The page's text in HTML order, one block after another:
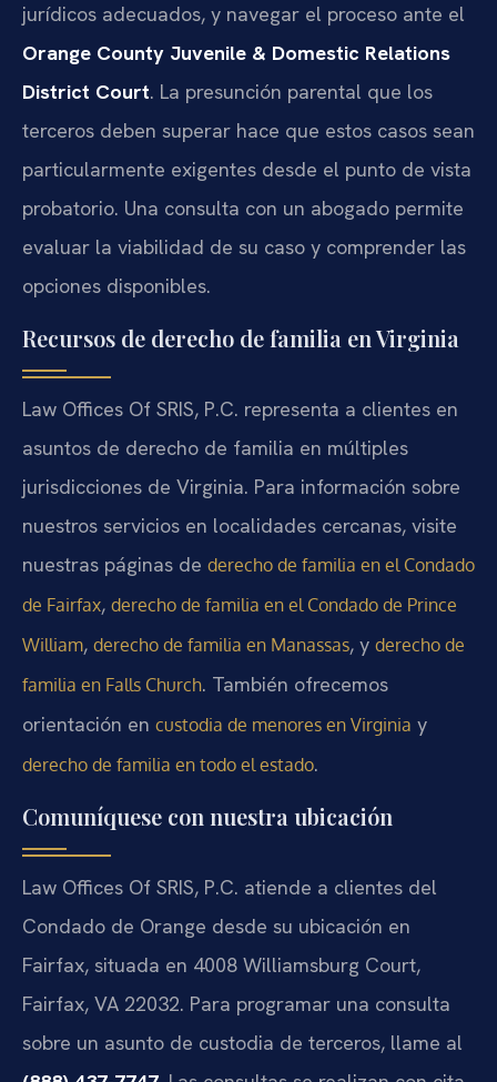
jurídicos adecuados, y navegar el proceso ante el
Orange County Juvenile & Domestic Relations
District Court. La presunción parental que los
terceros deben superar hace que estos casos sean
particularmente exigentes desde el punto de vista
probatorio. Una consulta con un abogado permite
evaluar la viabilidad de su caso y comprender las
opciones disponibles.
Recursos de derecho de familia en Virginia
Law Offices Of SRIS, P.C. representa a clientes en
asuntos de derecho de familia en múltiples
jurisdicciones de Virginia. Para información sobre
nuestros servicios en localidades cercanas, visite
nuestras páginas de derecho de familia en el Condado
de Fairfax, derecho de familia en el Condado de Prince
William, derecho de familia en Manassas, y derecho de
familia en Falls Church. También ofrecemos
orientación en custodia de menores en Virginia y
derecho de familia en todo el estado.
Comuníquese con nuestra ubicación
Law Offices Of SRIS, P.C. atiende a clientes del
Condado de Orange desde su ubicación en
Fairfax, situada en 4008 Williamsburg Court,
Fairfax, VA 22032. Para programar una consulta
sobre un asunto de custodia de terceros, llame al